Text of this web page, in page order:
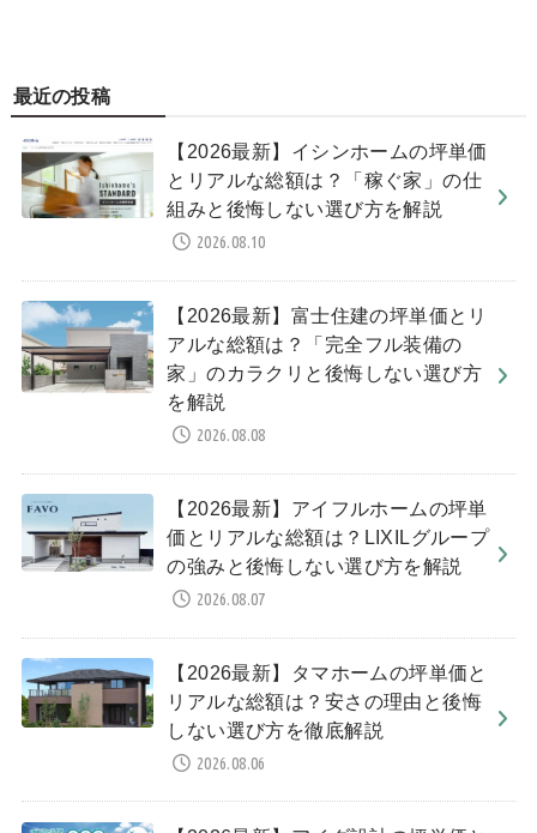
最近の投稿
【2026最新】イシンホームの坪単価
とリアルな総額は？「稼ぐ家」の仕
組みと後悔しない選び方を解説
2026.08.10
【2026最新】富士住建の坪単価とリ
アルな総額は？「完全フル装備の
家」のカラクリと後悔しない選び方
を解説
2026.08.08
【2026最新】アイフルホームの坪単
価とリアルな総額は？LIXILグループ
の強みと後悔しない選び方を解説
2026.08.07
【2026最新】タマホームの坪単価と
リアルな総額は？安さの理由と後悔
しない選び方を徹底解説
2026.08.06